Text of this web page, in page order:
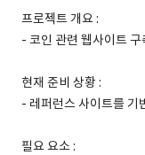
프로젝트 개요 :
- 코인 관련 웹사이트
현재 준비 상황 :
- 레퍼런스 사이트를 기
필요 요소 :